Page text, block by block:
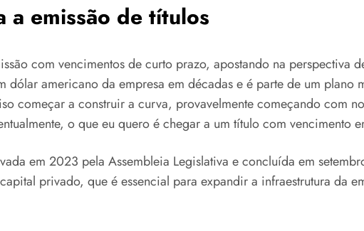
a emissão de títulos
com vencimentos de curto prazo, apostando na perspectiva
dólar americano da empresa em décadas e é parte de um
começar a construir a curva, provavelmente começando com
o que eu quero é chegar a um título com vencimento
em 2023 pela Assembleia Legislativa e concluída em
privado, que é essencial para expandir a infraestrutura da